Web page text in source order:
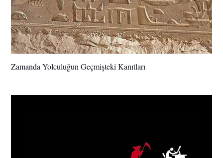
Zamanda Yolculuğun Geçmişteki Kanıtları